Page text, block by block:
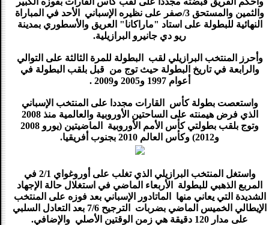
والثمين والمستحق 3/صفر على نظيره الإسباني الأحد في المباراة
النهائية للبطولة على استاد "ماراكانا" العريق والأسطوري بمدينة
ريو دي جانيرو البرازيلية.
وأحرز المنتخب البرازيلي لقب البطولة للمرة الثالثة على التوالي
والرابعة في تاريخ البطولة حيث توج من قبل بلقب البطولة في
أعوام 1997 و2005 و2009 .
واستعصت بطولة كأس القارات مجددا على المنتخب الإسباني
الذي فرض هيمنته على الساحتين الأوروبية والعالمية منذ 2008
وتوج بلقب بطولتي كأس الأمم الأوروبية الماضيتين (يورو 2008
و2012) وكأس العالم 2010 بجنوب أفريقيا.
واستغل المنتخب البرازيلي الذي تغلب على أوروغواي 2/1 في
المربع الذهبي للبطولة الأربعاء الماضي في استغلال حالة الإجهاد
الشديدة التي يعاني منها الماتادور الإسباني بعد فوزه على المنتخب
الإيطالي الخميس الماضي بضربات الترجيح 7/6 بعد التعادل السلبي
على مدار 120 دقيقة هي زمن الوقتين الأصلي والإضافي.